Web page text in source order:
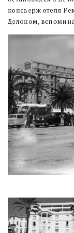
консьерж отеля
Делоном,